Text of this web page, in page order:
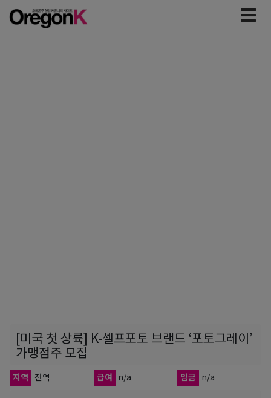
[미국 첫 상륙] K-셀프포토 브랜드 ‘포토그레이’
가맹점주 모집
지역 전역 급여 n/a 임금 n/a